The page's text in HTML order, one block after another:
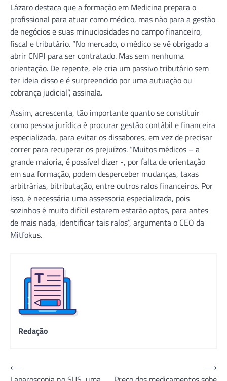
Lázaro destaca que a formação em Medicina prepara o
profissional para atuar como médico, mas não para a gestão
de negócios e suas minuciosidades no campo financeiro,
fiscal e tributário. “No mercado, o médico se vê obrigado a
abrir CNPJ para ser contratado. Mas sem nenhuma
orientação. De repente, ele cria um passivo tributário sem
ter ideia disso e é surpreendido por uma autuação ou
cobrança judicial”, assinala.
Assim, acrescenta, tão importante quanto se constituir
como pessoa jurídica é procurar gestão contábil e financeira
especializada, para evitar os dissabores, em vez de precisar
correr para recuperar os prejuízos. “Muitos médicos – a
grande maioria, é possível dizer -, por falta de orientação
em sua formação, podem desperceber mudanças, taxas
arbitrárias, bitributação, entre outros ralos financeiros. Por
isso, é necessária uma assessoria especializada, pois
sozinhos é muito difícil estarem estarão aptos, para antes
de mais nada, identificar tais ralos”, argumenta o CEO da
Mitfokus.
Redação
Navegação
⟵
⟶